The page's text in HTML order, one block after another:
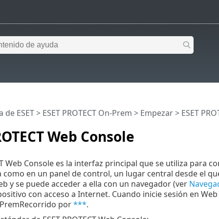
Web Console
de ESET> ESET PROTECT On-Prem > Empezar> ESET
Web Console es la interfaz principal que se utiliza para
como en un panel de control, un lugar central desde el
y se puede acceder a ella con un navegador (ver
con acceso a Internet. Cuando inicie sesión en
PremRecorrido por***.